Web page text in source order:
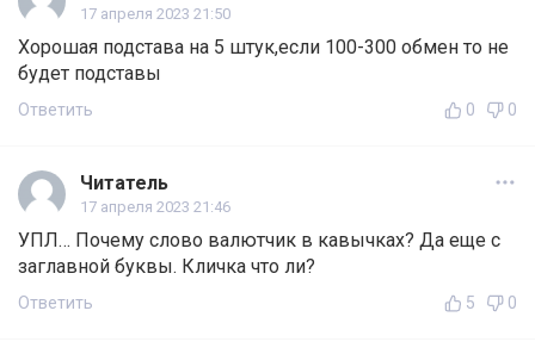
17 апреля 2023 21:50
Хорошая подстава на 5 штук,если 100-300 обмен то не
будет подставы
Ответить 0 0
Читатель
17 апреля 2023 21:46
УПЛ… Почему слово валютчик в кавычках? Да еще с
заглавной буквы. Кличка что ли?
Ответить 5 0